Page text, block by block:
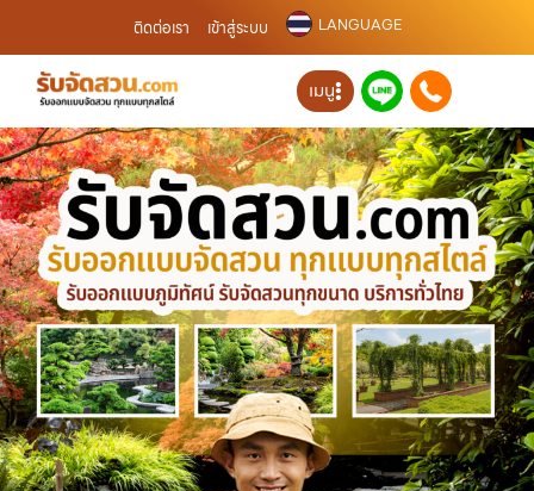
ติดต่อเรา เข้าสู่ระบบ LANGUAGE
เมนู